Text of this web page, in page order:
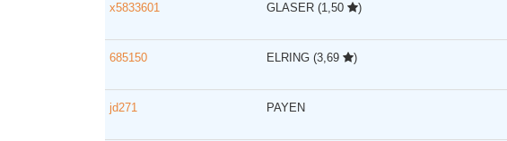
x5833601 GLASER (1,50 )
685150 ELRING (3,69 )
jd271 PAYEN